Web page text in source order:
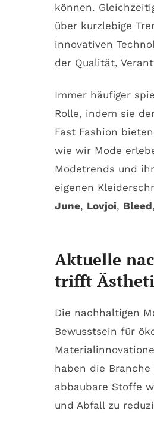
können.
über kurzlebige
innovativen
der Qualität,
Immer häufiger
Rolle, indem sie
Fast Fashion
wie wir Mode
Modetrends und
eigenen
June, Lovjoi, Bleed,
Aktuelle
trifft
Die nachhaltigen
Bewusstsein für
haben die
abbaubare Stoffe
und Abfall zu